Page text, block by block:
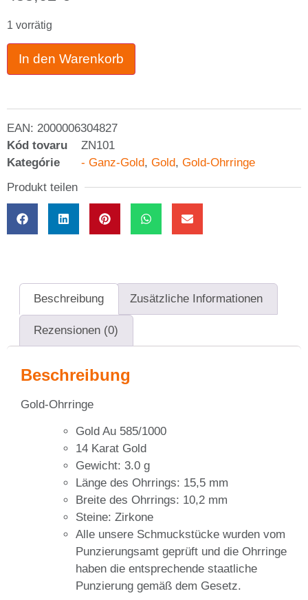
1 vorrätig
In den Warenkorb
EAN: 2000006304827
Kód tovaru
ZN101
Kategórie
- Ganz-Gold, Gold, Gold-Ohrringe
Produkt teilen
Beschreibung Zusätzliche Informationen
Rezensionen (0)
Beschreibung
Gold-Ohrringe
Gold Au 585/1000
14 Karat Gold
Gewicht: 3.0 g
Länge des Ohrrings: 15,5 mm
Breite des Ohrrings: 10,2 mm
Steine: Zirkone
Alle unsere Schmuckstücke wurden vom
Punzierungsamt geprüft und die Ohrringe
haben die entsprechende staatliche
Punzierung gemäß dem Gesetz.